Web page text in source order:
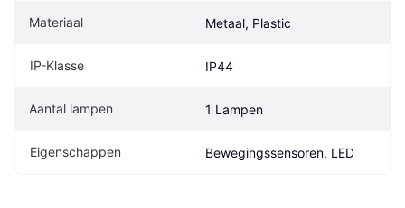
Materiaal Metaal, Plastic
IP-Klasse IP44
Aantal lampen 1 Lampen
Eigenschappen Bewegingssensoren, LED